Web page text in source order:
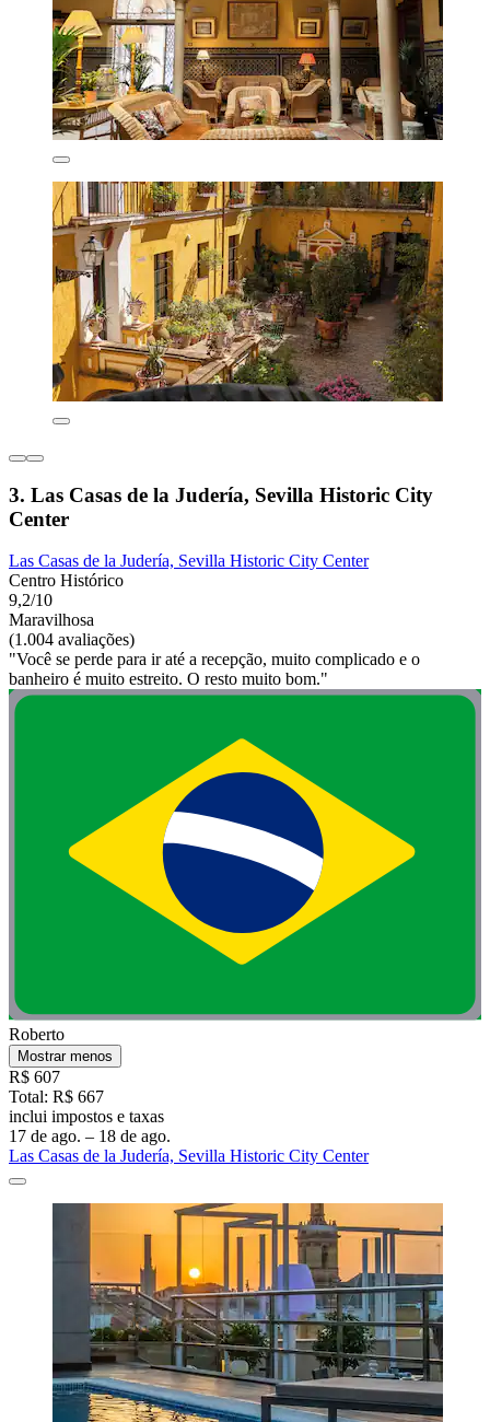
3. Las Casas de la Judería, Sevilla Historic City
Center
Las Casas de la Judería, Sevilla Historic City Center
Centro Histórico
9,2/10
Maravilhosa
(1.004 avaliações)
"Você se perde para ir até a recepção, muito complicado e o
banheiro é muito estreito. O resto muito bom."
Roberto
Mostrar menos
R$ 607
Total: R$ 667
inclui impostos e taxas
17 de ago. – 18 de ago.
Las Casas de la Judería, Sevilla Historic City Center